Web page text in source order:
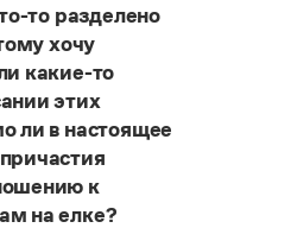
то разделено
хочу
какие-то
этих
ли в настоящее
к
на елке?